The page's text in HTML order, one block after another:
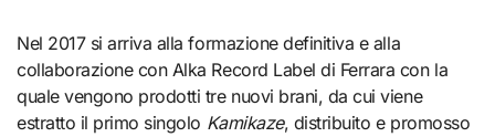
Nel 2017 si arriva alla formazione definitiva e alla
collaborazione con Alka Record Label di Ferrara con la
quale vengono prodotti tre nuovi brani, da cui viene
estratto il primo singolo Kamikaze, distribuito e promosso